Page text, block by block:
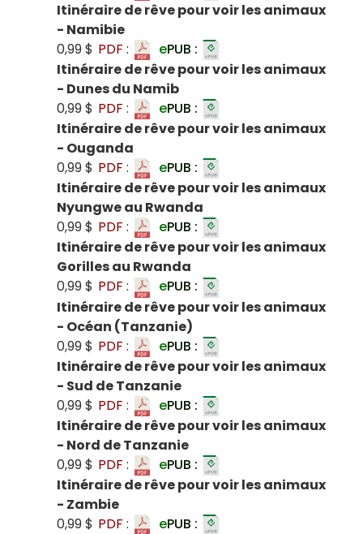
Itinéraire de rêve pour voir les animaux
- Namibie
0,99 $ PDF : ePUB :
Itinéraire de rêve pour voir les animaux
- Dunes du Namib
0,99 $ PDF : ePUB :
Itinéraire de rêve pour voir les animaux
- Ouganda
0,99 $ PDF : ePUB :
Itinéraire de rêve pour voir les animaux
Nyungwe au Rwanda
0,99 $ PDF : ePUB :
Itinéraire de rêve pour voir les animaux
Gorilles au Rwanda
0,99 $ PDF : ePUB :
Itinéraire de rêve pour voir les animaux
- Océan (Tanzanie)
0,99 $ PDF : ePUB :
Itinéraire de rêve pour voir les animaux
- Sud de Tanzanie
0,99 $ PDF : ePUB :
Itinéraire de rêve pour voir les animaux
- Nord de Tanzanie
0,99 $ PDF : ePUB :
Itinéraire de rêve pour voir les animaux
- Zambie
0,99 $ PDF : ePUB :